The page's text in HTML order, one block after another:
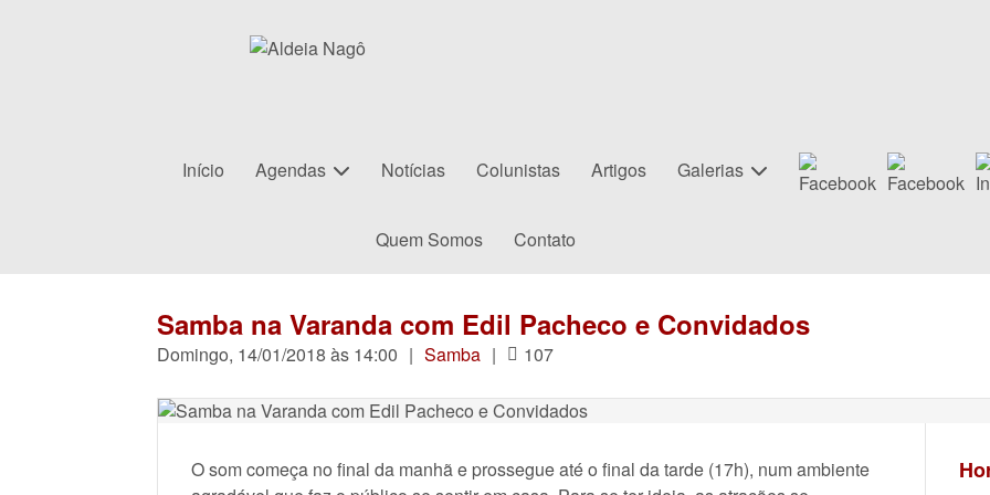
Início Agendas Notícias Colunistas Artigos Galerias
Quem Somos Contato
Samba na Varanda com Edil Pacheco e Convidados
Domingo, 14/01/2018 às 14:00 | Samba | 107
O som começa no final da manhã e prossegue até o final da tarde (17h), num ambiente